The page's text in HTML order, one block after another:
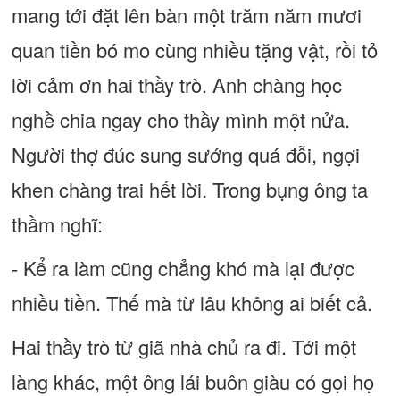
mang tới đặt lên bàn một trăm năm mươi
quan tiền bó mo cùng nhiều tặng vật, rồi tỏ
lời cảm ơn hai thầy trò. Anh chàng học
nghề chia ngay cho thầy mình một nửa.
Người thợ đúc sung sướng quá đỗi, ngợi
khen chàng trai hết lời. Trong bụng ông ta
thầm nghĩ:
- Kể ra làm cũng chẳng khó mà lại được
nhiều tiền. Thế mà từ lâu không ai biết cả.
Hai thầy trò từ giã nhà chủ ra đi. Tới một
làng khác, một ông lái buôn giàu có gọi họ